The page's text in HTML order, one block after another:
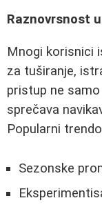
Raznovrsnost
Mnogi korisnici
za tuširanje,
pristup ne
sprečava
Popularni
Sezonske